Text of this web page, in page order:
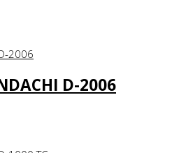
D-2006